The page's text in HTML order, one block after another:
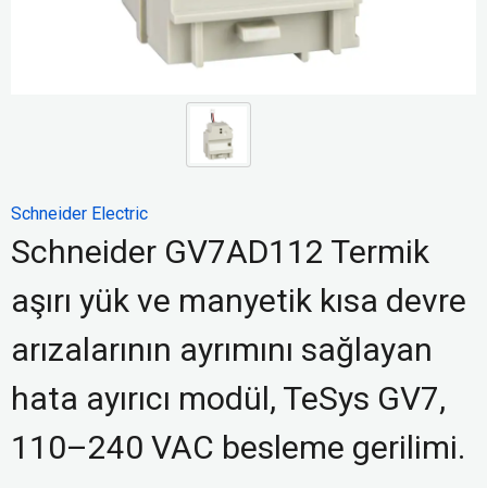
Schneider Electric
Schneider GV7AD112 Termik
aşırı yük ve manyetik kısa devre
arızalarının ayrımını sağlayan
hata ayırıcı modül, TeSys GV7,
110–240 VAC besleme gerilimi.